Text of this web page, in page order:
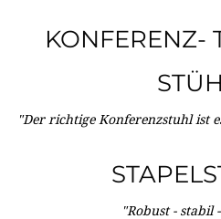
KONFERENZ-
"Der richtige Konferenzstuhl ist
"Robust - stabil